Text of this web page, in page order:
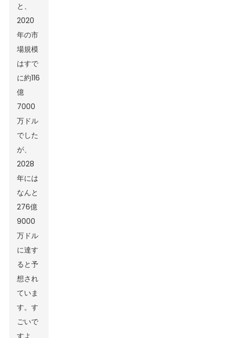
と、
2020
年の市
場規模
はすで
に約116
億
7000
万ドル
でした
が、
2028
年には
なんと
276億
9000
万ドル
に達す
ると予
想され
ていま
す。す
ごいで
すよ